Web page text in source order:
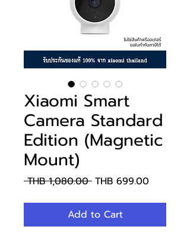
Xiaomi Smart
Camera Standard
Edition (Magnetic
Mount)
THB 1,080.00 Regular
THB 699.00
Add to Cart